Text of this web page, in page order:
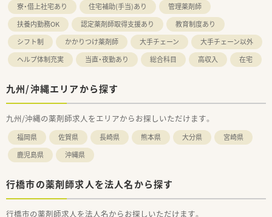
寮・借上社宅あり
住宅補助(手当)あり
管理薬剤師
扶養内勤務OK
認定薬剤師取得支援あり
教育制度あり
シフト制
かかりつけ薬剤師 大手チェーン
大手チェーン以外
ヘルプ体制充実
当直・夜勤あり 総合科目 高収入 在宅
九州/沖縄エリアから探す
九州/沖縄の薬剤師求人をエリアからお探しいただけます。
福岡県 佐賀県 長崎県 熊本県 大分県
宮崎県
鹿児島県
沖縄県
行橋市の薬剤師求人を法人名から探す
行橋市の薬剤師求人を法人名からお探しいただけます。